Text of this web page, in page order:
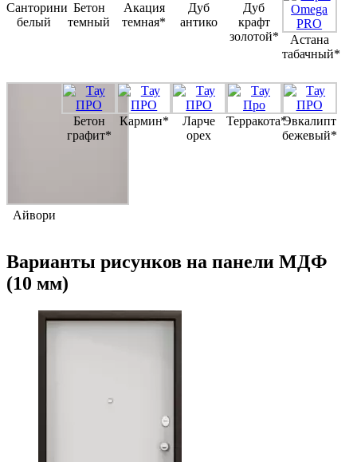
Санторини
белый
Бетон
темный
Акация
темная*
Дуб
антико
Дуб
крафт
золотой*
Астана
табачный*
Айвори
Бетон
графит*
Кармин*
Ларче
орех
Терракота*Эвкалипт
бежевый*
Варианты рисунков на панели МДФ
(10 мм)